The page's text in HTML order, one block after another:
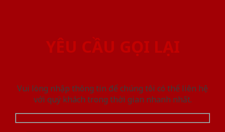
YÊU CẦU GỌI LẠI
Vui lòng nhập thông tin để chúng tôi có thể liên hệ
với quý khách trong thời gian nhanh nhất.